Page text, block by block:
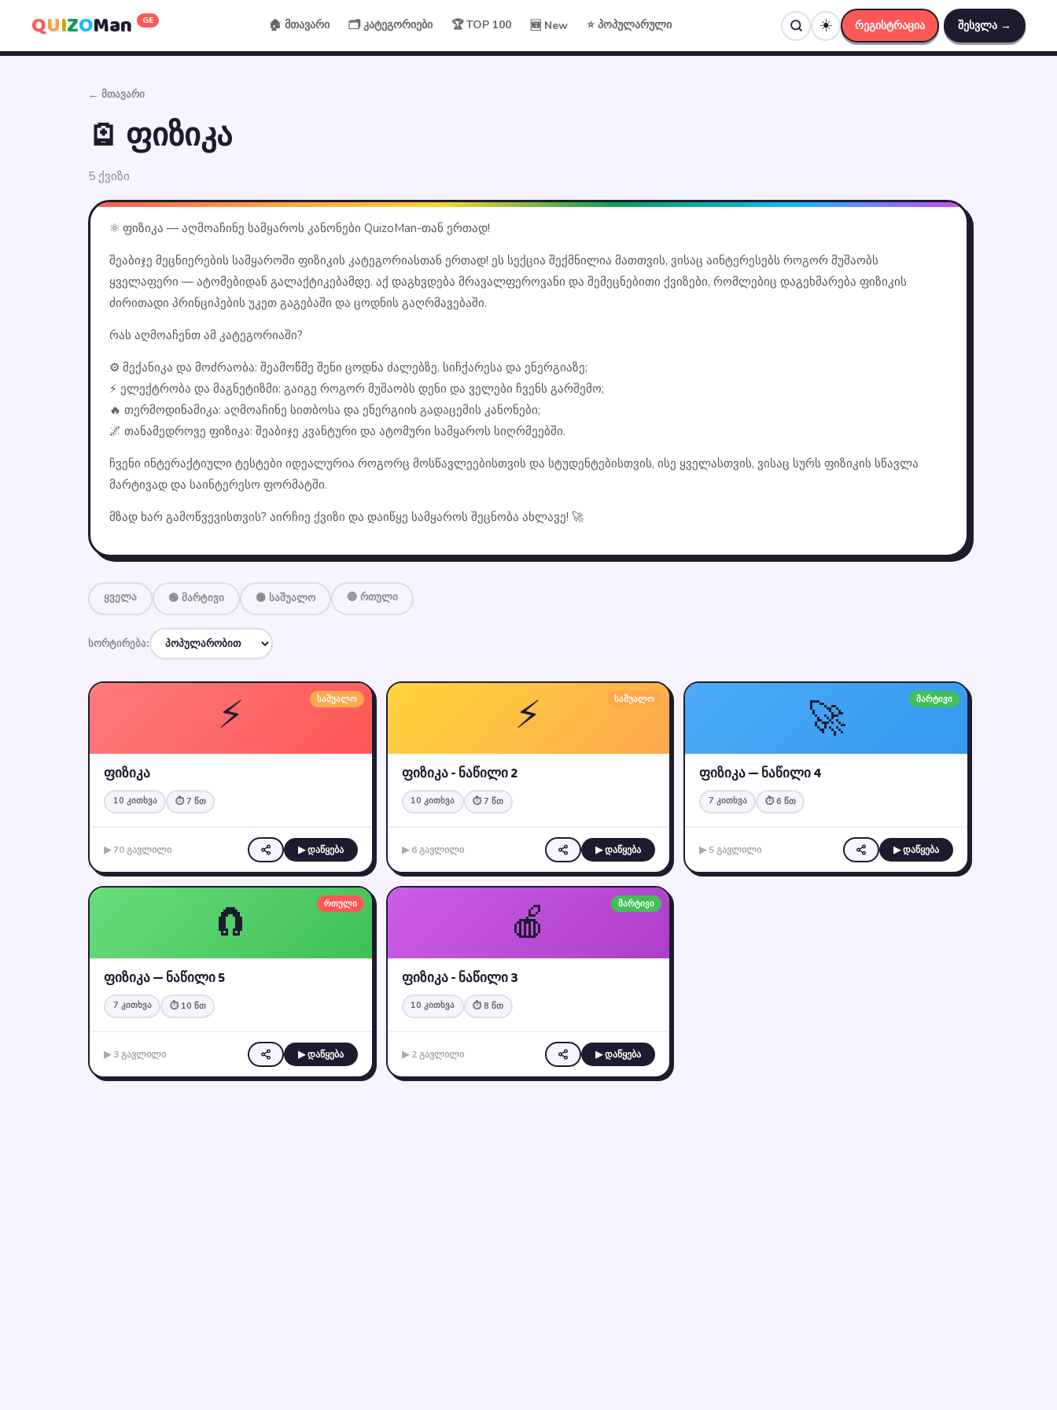
QUIZOMan GE 🏠 მთავარი 🗂 კატეგორიები 🏆 TOP 100 🆕 New ⭐ პოპულარული ☀️ რეგისტრაცია შესვლა →
← მთავარი
🪫 ფიზიკა
5 ქვიზი
⚛️ ფიზიკა — აღმოაჩინე სამყაროს კანონები QuizoMan-თან ერთად!
შეაბიჯე მეცნიერების სამყაროში ფიზიკის კატეგორიასთან ერთად! ეს სექცია შექმნილია მათთვის, ვისაც აინტერესებს როგორ მუშაობს
ყველაფერი — ატომებიდან გალაქტიკებამდე. აქ დაგხვდება მრავალფეროვანი და შემეცნებითი ქვიზები, რომლებიც დაგეხმარება ფიზიკის
ძირითადი პრინციპების უკეთ გაგებაში და ცოდნის გაღრმავებაში.
რას აღმოაჩენთ ამ კატეგორიაში?
⚙️ მექანიკა და მოძრაობა: შეამოწმე შენი ცოდნა ძალებზე, სიჩქარესა და ენერგიაზე;
⚡ ელექტრობა და მაგნეტიზმი: გაიგე როგორ მუშაობს დენი და ველები ჩვენს გარშემო;
🔥 თერმოდინამიკა: აღმოაჩინე სითბოსა და ენერგიის გადაცემის კანონები;
🌌 თანამედროვე ფიზიკა: შეაბიჯე კვანტური და ატომური სამყაროს სიღრმეებში.
ჩვენი ინტერაქტიული ტესტები იდეალურია როგორც მოსწავლეებისთვის და სტუდენტებისთვის, ისე ყველასთვის, ვისაც სურს ფიზიკის სწავლა
მარტივად და საინტერესო ფორმატში.
მზად ხარ გამოწვევისთვის? აირჩიე ქვიზი და დაიწყე სამყაროს შეცნობა ახლავე! 🚀
ყველა 🟢 მარტივი 🟡 საშუალო 🔴 რთული
სორტირება:
⚡ საშუალო
ფიზიკა
10 კითხვა ⏱ 7 წთ
▶ 70 გავლილი ▶ დაწყება
⚡ საშუალო
ფიზიკა - ნაწილი 2
10 კითხვა ⏱ 7 წთ
▶ 6 გავლილი ▶ დაწყება
🚀 მარტივი
ფიზიკა — ნაწილი 4
7 კითხვა ⏱ 6 წთ
▶ 5 გავლილი ▶ დაწყება
🧲 რთული
ფიზიკა — ნაწილი 5
7 კითხვა ⏱ 10 წთ
▶ 3 გავლილი ▶ დაწყება
🍎 მარტივი
ფიზიკა - ნაწილი 3
10 კითხვა ⏱ 8 წთ
▶ 2 გავლილი ▶ დაწყება